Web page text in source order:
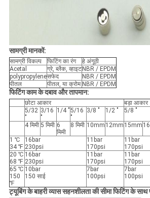
सामग्री मानकों:
सामग्री विकल्प फिटिंग का रंग
हे अंगूठी
Acetal
ग्रे, ब्लैक, व्हाइट NBR / EPDM
polypropyleneसफेद
NBR / EPDM
पीतल
पीतल, या क्रोम NBR / EPDM
फिटिंग काम के दबाव और तापमान:
छोटा आकार
बड़ा आकार
5/32
"
3/16
"
1/4 "5/16
"
3/8 " 1/2 " 5/8 "
4 मिमी 5 मिमी 6
मिमी
8 मिमी 10mm 12mm 15mm
1 ℃
34 ℉
16bar
230psi
11bar
170psi
11bar
170psi
20 ℃
68 ℉
16bar
230psi
11bar
170psi
11bar
170psi
65 ℃
150
℉
10bar
150 साई
7bar
100psi
7bar
100psi
ट्यूबिंग के बाहरी व्यास सहनशीलता की सीमा फिटिंग के साथ